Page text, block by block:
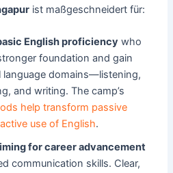
ist maßgeschneidert für:
English proficiency who
foundation and gain
language domains—listening,
and writing. The camp’s
help transform passive
use of English.
for career advancement
communication skills. Clear,